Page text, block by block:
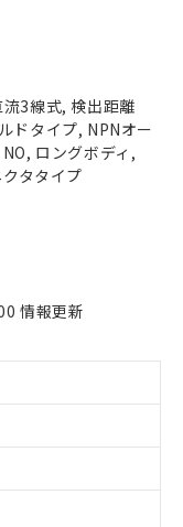
3線式, 検出距離
ドタイプ, NPNオー
ロングボディ,
タタイプ
情報更新